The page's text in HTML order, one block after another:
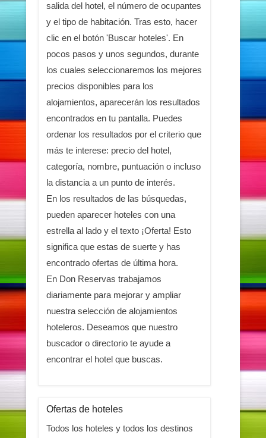
salida del hotel, el número de ocupantes
y el tipo de habitación. Tras esto, hacer
clic en el botón 'Buscar hoteles'. En
pocos pasos y unos segundos, durante
los cuales seleccionaremos los mejores
precios disponibles para los
alojamientos, aparecerán los resultados
encontrados en tu pantalla. Puedes
ordenar los resultados por el criterio que
más te interese: precio del hotel,
categoría, nombre, puntuación o incluso
la distancia a un punto de interés.
En los resultados de las búsquedas,
pueden aparecer hoteles con una
estrella al lado y el texto ¡Oferta! Esto
significa que estas de suerte y has
encontrado ofertas de última hora.
En Don Reservas trabajamos
diariamente para mejorar y ampliar
nuestra selección de alojamientos
hoteleros. Deseamos que nuestro
buscador o directorio te ayude a
encontrar el hotel que buscas.
Ofertas de hoteles
Todos los hoteles y todos los destinos